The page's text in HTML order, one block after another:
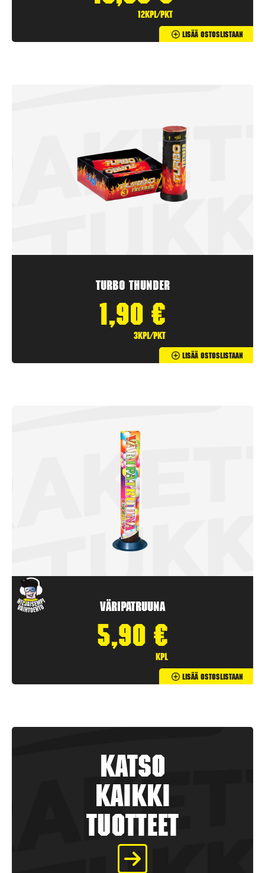
12kpl/pkt
Lisää Ostoslistaan
Turbo Thunder
1,90 €
3kpl/pkt
Lisää Ostoslistaan
Väripatruuna
5,90 €
kpl
Lisää Ostoslistaan
Katso
kaikki
tuotteet